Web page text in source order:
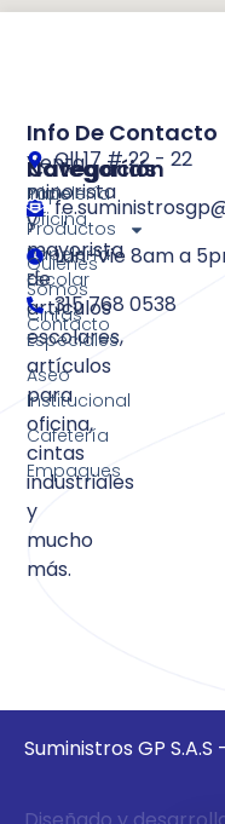
Venta
minorista
y
mayorista
de
artículos
escolares,
artículos
para
oficina,
cintas
industriales
y
mucho
más.
Categorías
Papelería
Oficina
Papelería
Escolar
Cintas
Especiales
Aseo
Institucional
Cafetería
Empaques
Navegación
Inicio
Productos
Quienes
Somos
Contacto
Info De Contacto
Cll 17 # 22 - 22
Lun-Vie 8am a
315 768 0538
Suministros GP